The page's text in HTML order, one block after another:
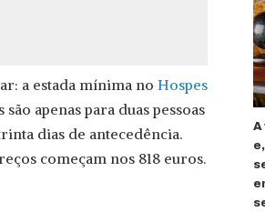
a estada mínima no Hospes
apenas para duas pessoas
dias de antecedência.
começam nos 818 euros.
A